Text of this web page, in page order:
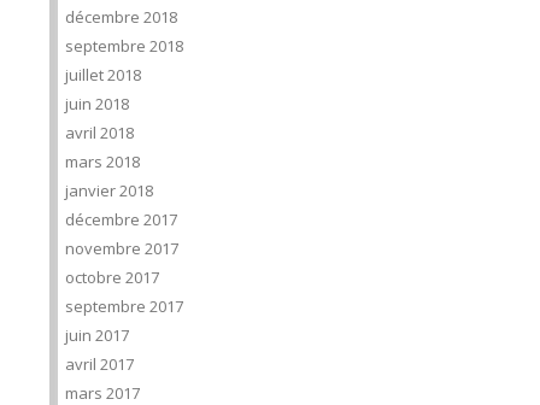
décembre 2018
septembre 2018
juillet 2018
juin 2018
avril 2018
mars 2018
janvier 2018
décembre 2017
novembre 2017
octobre 2017
septembre 2017
juin 2017
avril 2017
mars 2017